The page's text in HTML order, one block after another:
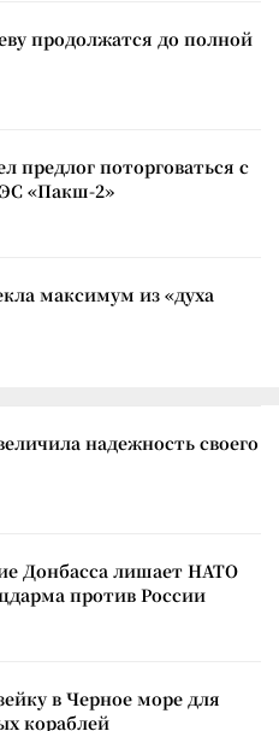
продолжатся до полной
предлог поторговаться с
«Пакш-2»
максимум из «духа
надежность своего
Донбасса лишает НАТО
против России
в Черное море для
кораблей